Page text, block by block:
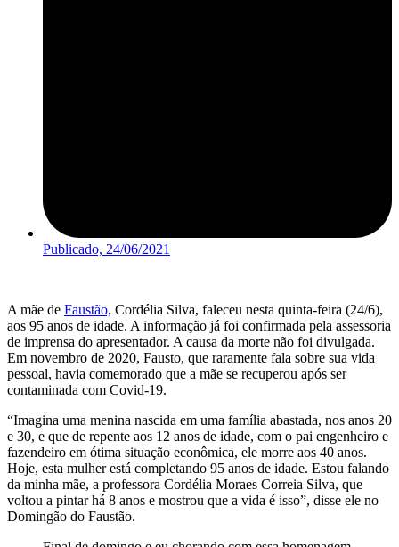
Publicado, 24/06/2021
A mãe de Faustão, Cordélia Silva, faleceu nesta quinta-feira (24/6),
aos 95 anos de idade. A informação já foi confirmada pela assessoria
de imprensa do apresentador. A causa da morte não foi divulgada.
Em novembro de 2020, Fausto, que raramente fala sobre sua vida
pessoal, havia comemorado que a mãe se recuperou após ser
contaminada com Covid-19.
“Imagina uma menina nascida em uma família abastada, nos anos 20
e 30, e que de repente aos 12 anos de idade, com o pai engenheiro e
fazendeiro em ótima situação econômica, ele morre aos 40 anos.
Hoje, esta mulher está completando 95 anos de idade. Estou falando
da minha mãe, a professora Cordélia Moraes Correia Silva, que
voltou a pintar há 8 anos e mostrou que a vida é isso”, disse ele no
Domingão do Faustão.